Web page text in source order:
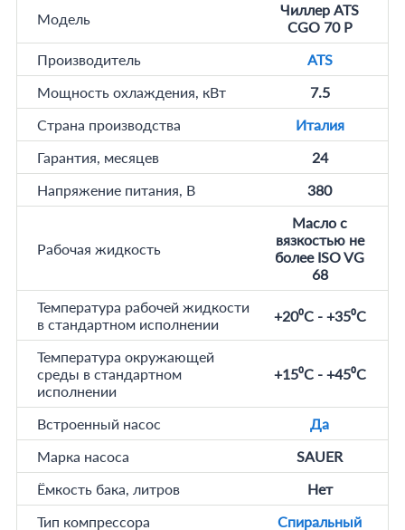
Модель
Чиллер ATS
CGO 70 P
Производитель
ATS
Мощность охлаждения, кВт
7.5
Страна производства
Италия
Гарантия, месяцев
24
Напряжение питания, В
380
Рабочая жидкость
Масло с
вязкостью не
более ISO VG
68
Температура рабочей жидкости
в стандартном исполнении
+20⁰C - +35⁰C
Температура окружающей
среды в стандартном
исполнении
+15⁰C - +45⁰C
Встроенный насос
Да
Марка насоса
SAUER
Ёмкость бака, литров
Нет
Тип компрессора
Спиральный